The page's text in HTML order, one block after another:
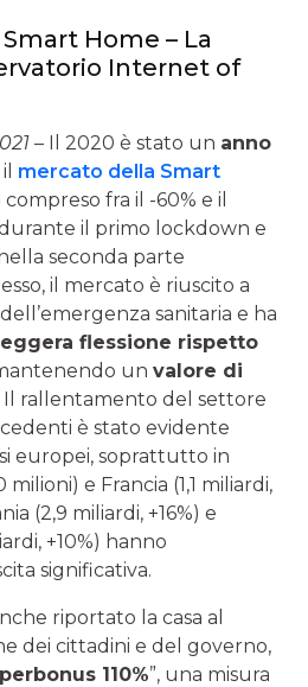
Home – La
Internet of
– Il 2020 è stato un anno
mercato della Smart
fra il -60% e il
il primo lockdown e
seconda parte
il mercato è riuscito a
sanitaria e ha
flessione rispetto
un valore di
Il rallentamento del settore
è stato evidente
europei, soprattutto in
e Francia (1,1 miliardi,
(2,9 miliardi, +16%) e
+10%) hanno
significativa.
riportato la casa al
dei cittadini e del governo,
110%”, una misura